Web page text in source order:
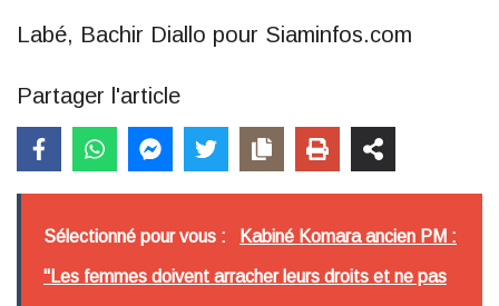
Labé, Bachir Diallo pour Siaminfos.com
Partager l'article
Sélectionné pour vous : Kabiné Komara ancien PM :
"Les femmes doivent arracher leurs droits et ne pas